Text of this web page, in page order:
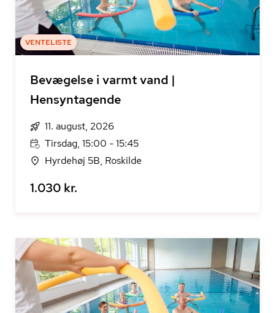
VENTELISTE
Bevægelse i varmt vand |
Hensyntagende
11. august, 2026
Tirsdag, 15:00 - 15:45
Hyrdehøj 5B, Roskilde
1.030 kr.